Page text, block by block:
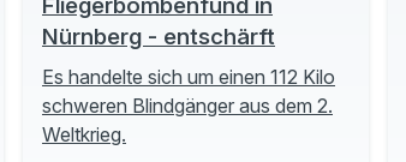
Nürnberg - entschärft
Es handelte sich um einen 112 Kilo
schweren Blindgänger aus dem 2.
Weltkrieg.